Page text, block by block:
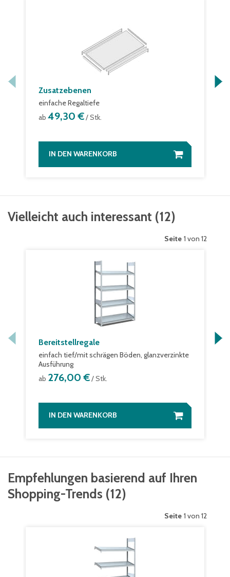
Zusatzebenen
einfache Regaltiefe
ab 49,30 €/ Stk.
IN DEN WARENKORB
Vielleicht auch interessant (12)
Seite 1 von 12
Bereitstellregale
einfach tief/mit schrägen Böden, glanzverzinkte
Ausführung
ab 276,00 €/ Stk.
IN DEN WARENKORB
Empfehlungen basierend auf Ihren
Shopping-Trends (12)
Seite 1 von 12